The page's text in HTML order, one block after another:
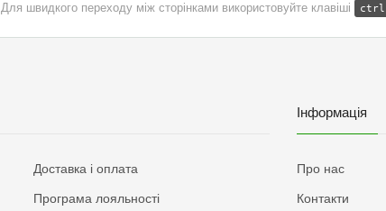
Для швидкого переходу між сторінками використовуйте клавіші ctrl
Доставка і оплата
Програма лояльності
Інформація
Про нас
Контакти